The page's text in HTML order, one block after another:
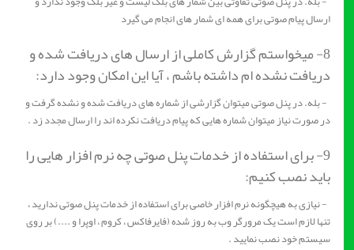
ارسال پیام صوتی برای همه ای شمار های انجام می گیرد
8- میخواستم گزارش کاملی از ارسال های دریافت شده و
دریافت نشده ام داشته باشم ، آیا این امکان وجود دارد:
- بله. در پنل صوتی میتوان گزارشی از شماره های دریافت شده و نشده گرفت و
در صورت نیاز میتوان شماره هایی که پیام دریافت نکرده اند را ارسال مجدد زد .
9- برای استفاده از خدمات پنل صوتی چه نرم افزار هایی را
باید نصب کنیم:
- نیازی به هیچگونه نرم افزار خاصی برای استفاده از خدمات پنل صوتی ندارید ،
تنها لازم است یک مرورگر وب به روز شده (فایرفاکس ، کروم ، اوپرا و ....) بر روی
سیستم خود نصب نمایید .